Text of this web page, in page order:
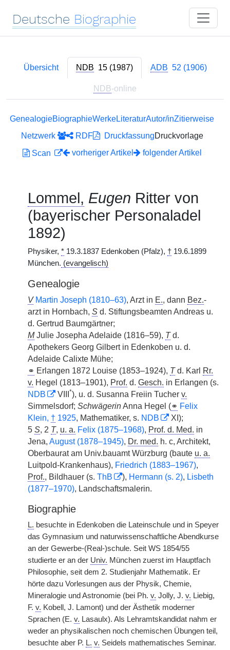
Deutsche Biographie
Übersicht NDB 15 (1987) ADB 52 (1906)
NDB-online
GenealogieBiographieWerkeLiteraturAutor/inZitierweise
Netzwerk
RDF DruckfassungDruckvorlage
Scan
vorheriger Artikel folgender Artikel
Lommel, Eugen Ritter von
(bayerischer Personaladel
1892)
Physiker, * 19.3.1837 Edenkoben (Pfalz), † 19.6.1899
München. (evangelisch)
Genealogie
V Martin Joseph (1810–63), Arzt in E., dann Bez.-
arzt in Hornbach, S d. Stiftungsbeamten Andreas u.
d. Gertrud Baumgärtner;
MJulie Josepha Adelaide (1816–59), Td.
Apothekers Georg Gilbert in Edenkoben u. d.
Adelaide Calixte Mühe;
⚭ Erlangen 1872 Louise (1853–1924), Td. Karl Rr.
v. Hegel (1813–1901), Prof. d. Gesch. in Erlangen (s.
NDB
VIII *), u. d. Susanna Freiin Tucher v.
Simmelsdorf; SchwägerinAnna Hegel (⚭ Felix
Klein, † 1925, Mathematiker, s. NDB
XI);
5 S, 2 T, u. a. Felix (1875–1968), Prof. d. Med. in
Jena, August (1878–1945), Dr. med. h. c, Architekt,
Oberbaurat am Univ.bauamt Würzburg (baute u. a.
Luitpold-Krankenhaus), Friedrich (1883–1967),
Prof., Bildhauer (s. ThB ), Hermann (s. 2), Lisbeth
(1877–1970), Landschaftsmalerin.
Biographie
L. besuchte in Edenkoben die Lateinschule und in Speyer
das Gymnasium und naturwissenschaftliche Abendkurse
an der Gewerbe-(Real-)schule. Seit WS 1854/55
studierte er an der Univ. München zuerst im Hauptfach
Philosophie, seit dem 2. Studienjahr Mathematik. Er
hörte dazu Vorlesungen aus der Physik, Chemie,
Mineralogie und Astronomie (bei Ph. v. Jolly, J. v. Liebig,
F. v. Kobell, J. Lamont) und der Ästhetik moderner
Sprachen (E. v. Lasaulx). Als Lehramtskandidat nahm er
weder an physikalischen noch chemischen Übungen teil,
besuchte aber P. L. v. Seidels mathematisches Seminar.